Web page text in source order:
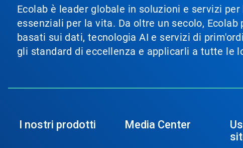
Ecolab è leader globale in soluzioni e servizi
essenziali per la vita. Da oltre un secolo,
basati sui dati, tecnologia AI e servizi di
gli standard di eccellenza e applicarli a tutte le
I nostri prodotti Media Center